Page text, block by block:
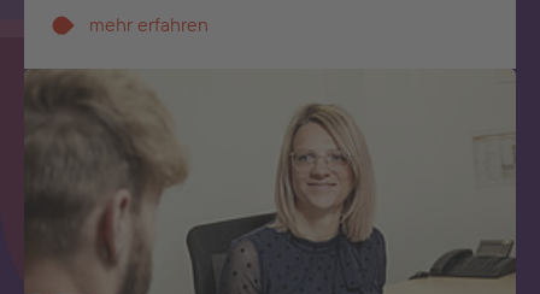
mehr erfahren